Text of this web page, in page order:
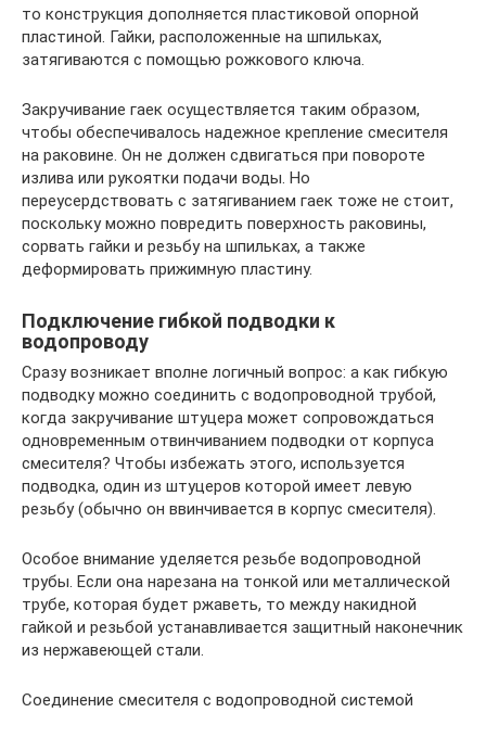
то конструкция дополняется пластиковой опорной
пластиной. Гайки, расположенные на шпильках,
затягиваются с помощью рожкового ключа.
Закручивание гаек осуществляется таким образом,
чтобы обеспечивалось надежное крепление смесителя
на раковине. Он не должен сдвигаться при повороте
излива или рукоятки подачи воды. Но
переусердствовать с затягиванием гаек тоже не стоит,
поскольку можно повредить поверхность раковины,
сорвать гайки и резьбу на шпильках, а также
деформировать прижимную пластину.
Подключение гибкой подводки к
водопроводу
Сразу возникает вполне логичный вопрос: а как гибкую
подводку можно соединить с водопроводной трубой,
когда закручивание штуцера может сопровождаться
одновременным отвинчиванием подводки от корпуса
смесителя? Чтобы избежать этого, используется
подводка, один из штуцеров которой имеет левую
резьбу (обычно он ввинчивается в корпус смесителя).
Особое внимание уделяется резьбе водопроводной
трубы. Если она нарезана на тонкой или металлической
трубе, которая будет ржаветь, то между накидной
гайкой и резьбой устанавливается защитный наконечник
из нержавеющей стали.
Соединение смесителя с водопроводной системой